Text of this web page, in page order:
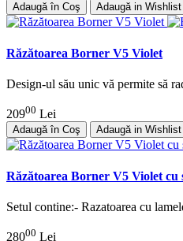
Adaugă în Coş Adaugă in Wishlist
Răzătoarea Borner V5 Violet
Design-ul său unic vă permite să
20900 Lei
Adaugă în Coş Adaugă in Wishlist
Răzătoarea Borner V5 Violet cu
Setul contine:- Razatoarea cu
28000 Lei